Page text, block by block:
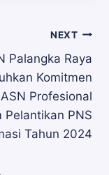
NEXT
Palangka Raya
Komitmen
ASN Profesional
Pelantikan PNS
Tahun 2024